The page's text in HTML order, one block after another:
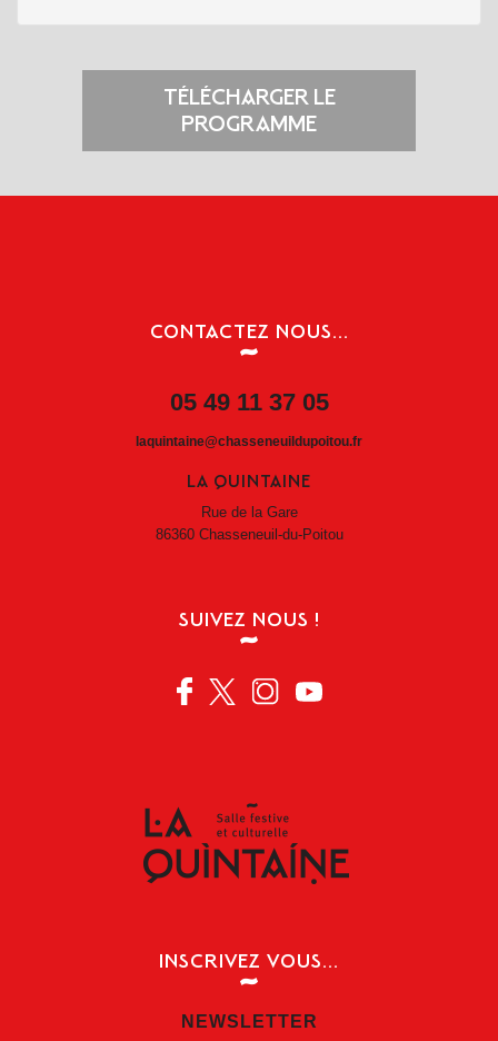
TÉLÉCHARGER LE
PROGRAMME
CONTACTEZ NOUS...
05 49 11 37 05
laquintaine@chasseneuildupoitou.fr
LA QUINTAINE
Rue de la Gare
86360 Chasseneuil-du-Poitou
SUIVEZ NOUS !
INSCRIVEZ VOUS...
NEWSLETTER